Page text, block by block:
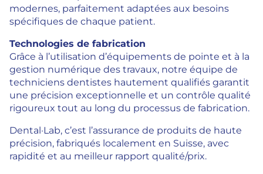
modernes, parfaitement adaptées aux besoins
spécifiques de chaque patient.
Technologies de fabrication
Grâce à l’utilisation d’équipements de pointe et à la
gestion numérique des travaux, notre équipe de
techniciens dentistes hautement qualifiés garantit
une précision exceptionnelle et un contrôle qualité
rigoureux tout au long du processus de fabrication.
Dental·Lab, c’est l’assurance de produits de haute
précision, fabriqués localement en Suisse, avec
rapidité et au meilleur rapport qualité/prix.